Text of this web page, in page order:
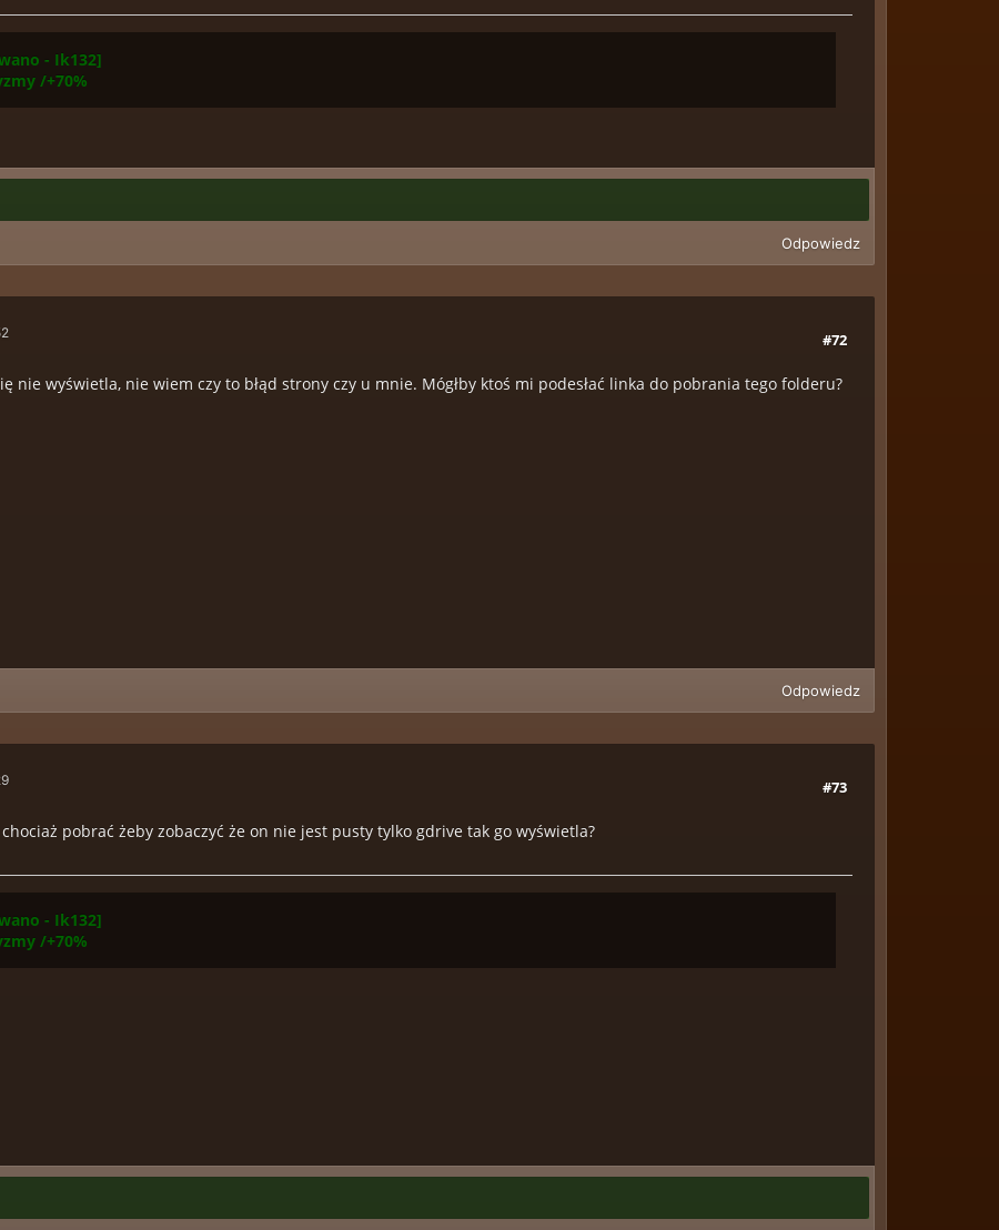
- Ik132]
/+70%
Odpowiedz
#72
nie wyświetla, nie wiem czy to błąd strony czy u mnie. Mógłby ktoś mi podesłać linka do pobrania tego folderu?
Odpowiedz
#73
pobrać żeby zobaczyć że on nie jest pusty tylko gdrive tak go wyświetla?
- Ik132]
/+70%